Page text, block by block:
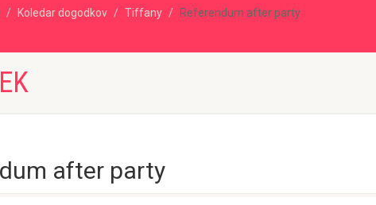
Koledar dogodkov Tiffany Referendum after party
after party